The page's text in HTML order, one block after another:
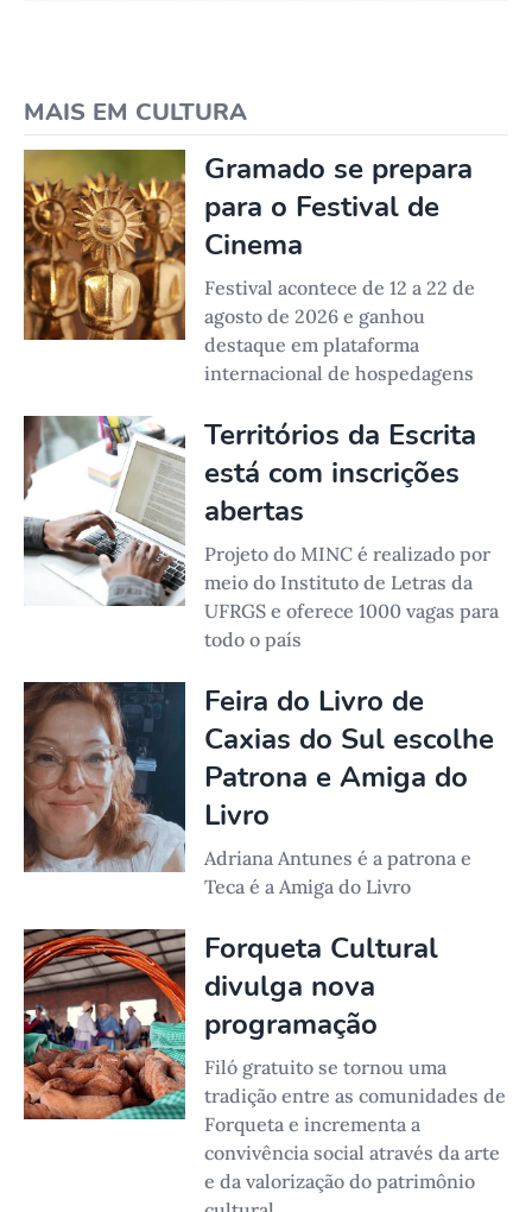
MAIS EM CULTURA
Gramado se prepara
para o Festival de
Cinema
Festival acontece de 12 a 22 de
agosto de 2026 e ganhou
destaque em plataforma
internacional de hospedagens
Territórios da Escrita
está com inscrições
abertas
Projeto do MINC é realizado por
meio do Instituto de Letras da
UFRGS e oferece 1000 vagas para
todo o país
Feira do Livro de
Caxias do Sul escolhe
Patrona e Amiga do
Livro
Adriana Antunes é a patrona e
Teca é a Amiga do Livro
Forqueta Cultural
divulga nova
programação
Filó gratuito se tornou uma
tradição entre as comunidades de
Forqueta e incrementa a
convivência social através da arte
e da valorização do patrimônio